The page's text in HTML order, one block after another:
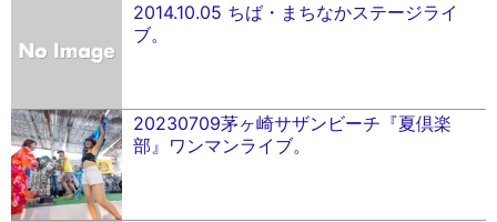
2014.10.05 ちば・まちなかステージライ
ブ。
20230709茅ヶ崎サザンビーチ『夏倶楽
部』ワンマンライブ。